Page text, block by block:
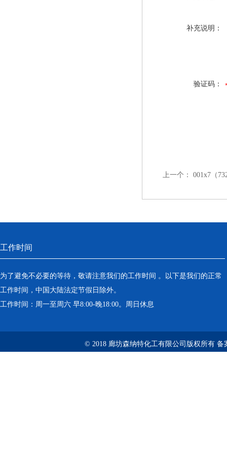
补充说明：
验证码：
上一个： 001x7（
工作时间
为了避免不必要的等待，敬请注意我们的工作时间 。以下是我们的正常
工作时间，中国大陆法定节假日除外。
工作时间：周一至周六 早8:00-晚18:00。周日休息
© 2018 廊坊森纳特化工有限公司版权所有 备